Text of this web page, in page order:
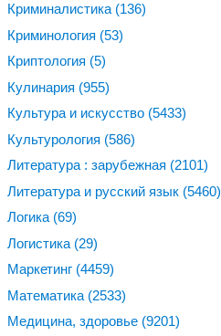
Криминалистика (136)
Криминология (53)
Криптология (5)
Кулинария (955)
Культура и искусство (5433)
Культурология (586)
Литература : зарубежная (2101)
Литература и русский язык (5460)
Логика (69)
Логистика (29)
Маркетинг (4459)
Математика (2533)
Медицина, здоровье (9201)